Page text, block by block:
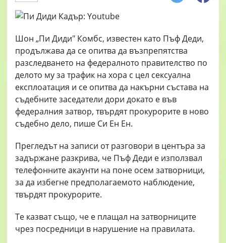
Шон „Пи Диди" Комбс, известен като Пъф Деди,
продължава да се опитва да възпрепятства
разследването на федералното правителство по
делото му за трафик на хора с цел сексуална
експлоатация и се опитва да накърни състава на
съдебните заседатели дори докато е във
федералния затвор, твърдят прокурорите в ново
съдебно дело, пише Си Ен Ен.
Прегледът на записи от разговори в центъра за
задържане разкрива, че Пъф Деди е използвал
телефонните акаунти на поне осем затворници,
за да избегне предполагаемото наблюдение,
твърдят прокурорите.
Те казват също, че е плащал на затворниците
чрез посредници в нарушение на правилата.